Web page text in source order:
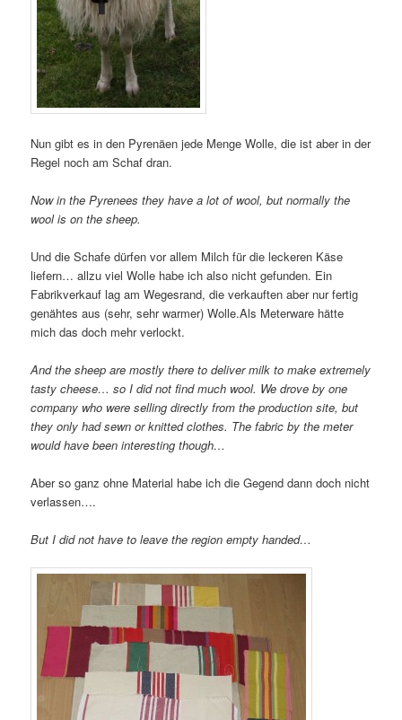
Nun gibt es in den Pyrenäen jede Menge Wolle, die ist aber in der
Regel noch am Schaf dran.
Now in the Pyrenees they have a lot of wool, but normally the
wool is on the sheep.
Und die Schafe dürfen vor allem Milch für die leckeren Käse
liefern… allzu viel Wolle habe ich also nicht gefunden. Ein
Fabrikverkauf lag am Wegesrand, die verkauften aber nur fertig
genähtes aus (sehr, sehr warmer) Wolle.Als Meterware hätte
mich das doch mehr verlockt.
And the sheep are mostly there to deliver milk to make extremely
tasty cheese… so I did not find much wool. We drove by one
company who were selling directly from the production site, but
they only had sewn or knitted clothes. The fabric by the meter
would have been interesting though…
Aber so ganz ohne Material habe ich die Gegend dann doch nicht
verlassen….
But I did not have to leave the region empty handed…